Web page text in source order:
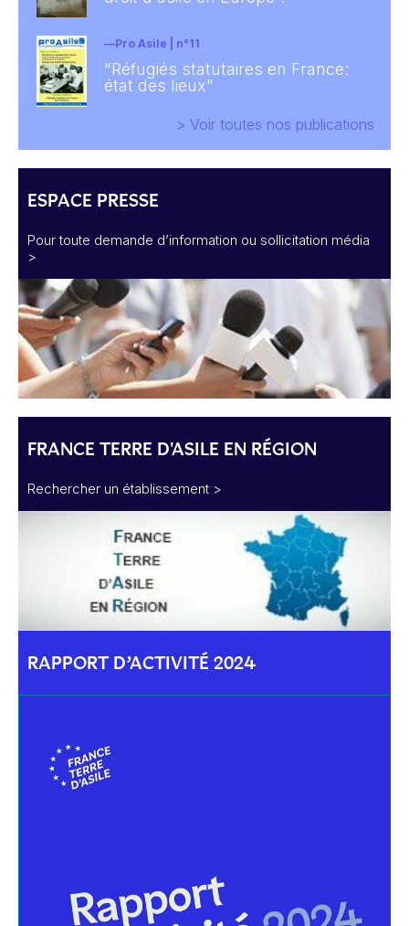
Pro Asile | n°11
"Réfugiés statutaires en France:
état des lieux"
> Voir toutes nos publications
ESPACE PRESSE
Pour toute demande d’information ou sollicitation média
>
FRANCE TERRE D'ASILE EN RÉGION
Rechercher un établissement >
RAPPORT D’ACTIVITÉ 2024